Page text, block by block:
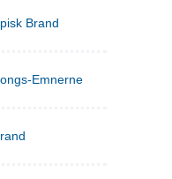
Brand
Emnerne